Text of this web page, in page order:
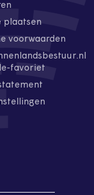
plaatsen
voorwaarden
favoriet